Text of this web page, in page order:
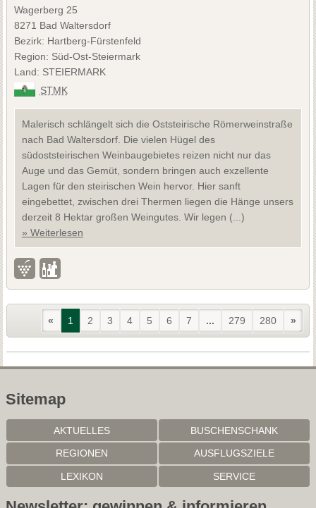
Wagerberg 25
8271 Bad Waltersdorf
Bezirk: Hartberg-Fürstenfeld
Region: Süd-Ost-Steiermark
Land: STEIERMARK
STMK
Malerisch schlängelt sich die Oststeirische Römerweinstraße
nach Bad Waltersdorf. Die vielen Hügel des
südoststeirischen Weinbaugebietes reizen nicht nur das
Auge und das Gemüt, sondern bringen auch exzellente
Lagen für den steirischen Wein hervor. Hier sanft
eingebettet, zwischen drei Thermen liegen die Hänge unsers
derzeit 8 Hektar großen Weingutes. Wir legen (...)
» Weiterlesen
« 1 2 3 4 5 6 7 ... 279 280 »
Sitemap
AKTUELLES BUSCHENSCHANK
REGIONEN AUSFLUGSZIELE
LEXIKON SERVICE